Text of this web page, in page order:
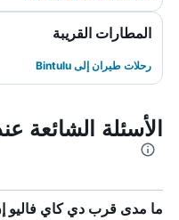
المطارات القريبة
رحلات طيران إلى Bintulu
الأسئلة الشائعة
ما مدى قرب دي كاي فاليو